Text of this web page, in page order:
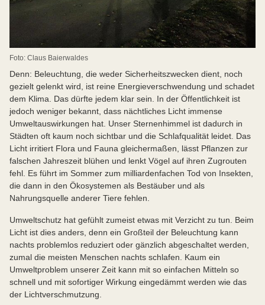
Foto: Claus Baierwaldes
Denn: Beleuchtung, die weder Sicherheitszwecken dient, noch
gezielt gelenkt wird, ist reine Energieverschwendung und schadet
dem Klima. Das dürfte jedem klar sein. In der Öffentlichkeit ist
jedoch weniger bekannt, dass nächtliches Licht immense
Umweltauswirkungen hat. Unser Sternenhimmel ist dadurch in
Städten oft kaum noch sichtbar und die Schlafqualität leidet. Das
Licht irritiert Flora und Fauna gleichermaßen, lässt Pflanzen zur
falschen Jahreszeit blühen und lenkt Vögel auf ihren Zugrouten
fehl. Es führt im Sommer zum milliardenfachen Tod von Insekten,
die dann in den Ökosystemen als Bestäuber und als
Nahrungsquelle anderer Tiere fehlen.
Umweltschutz hat gefühlt zumeist etwas mit Verzicht zu tun. Beim
Licht ist dies anders, denn ein Großteil der Beleuchtung kann
nachts problemlos reduziert oder gänzlich abgeschaltet werden,
zumal die meisten Menschen nachts schlafen. Kaum ein
Umweltproblem unserer Zeit kann mit so einfachen Mitteln so
schnell und mit sofortiger Wirkung eingedämmt werden wie das
der Lichtverschmutzung.